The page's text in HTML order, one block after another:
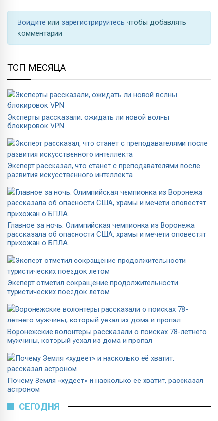
Войдите или зарегистрируйтесь чтобы добавлять
комментарии
ТОП МЕСЯЦА
Эксперты рассказали, ожидать ли новой волны
блокировок VPN
Эксперт рассказал, что станет с преподавателями после
развития искусственного интеллекта
Главное за ночь. Олимпийская чемпионка из Воронежа
рассказала об опасности США, храмы и мечети оповестят
прихожан о БПЛА.
Эксперт отметил сокращение продолжительности
туристических поездок летом
Воронежские волонтеры рассказали о поисках 78-летнего
мужчины, который уехал из дома и пропал
Почему Земля «худеет» и насколько её хватит, рассказал
астроном
СЕГОДНЯ